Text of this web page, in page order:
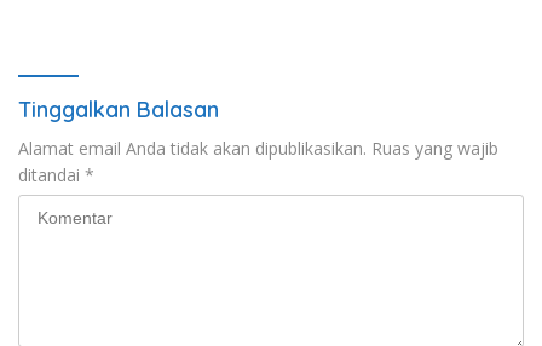
Tinggalkan Balasan
Alamat email Anda tidak akan dipublikasikan. Ruas yang wajib
ditandai *